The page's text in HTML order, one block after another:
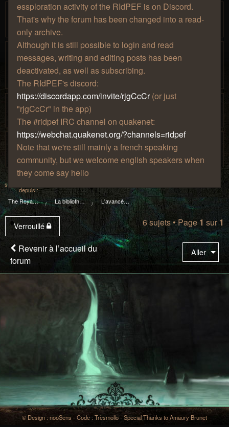
essploration activity of the RIdPEF is on Discord.
That's why the forum has been changed into a read-
only archive.
Although it is still possible to login and read
messages, writing and editing posts has been
deactivated, as well as subscribing.
The RIdPEF's discord:
https://discordapp.com/invite/rjgCcCr(or just
"rjgCcCr" in the app)
The #ridpef IRC channel on quakenet:
https://webchat.quakenet.org/?channels=ridpef
Note that we're still mainly a french speaking
community, but we welcome english speakers when
they come say hello
The Royal I.d.P. Essploring Fundation La bibliothèque du manoir Von Mortekaï L'avancée des essplorateurs, version classic !
Akath la Réprouvée
parMjollna» dim. 01 sept. 2019, 17:51
Mennethil le moins nouveau qu'avant dans
l'essplo !
parMennethil» sam. 19 oct. 2019, 12:14
Madoridaths le Suprême
par martisias
[CV] Mazcca Classic
» mar. 27 août 2019, 13:42
Afficher les
sujets publiés
depuis :
Verrouillé 6 sujets • Page 1 sur1
Revenir à l’accueil du
forum
Aller
© Design : nooSens - Code : Trèsmollo - Special Thanks to Amaury Brunet